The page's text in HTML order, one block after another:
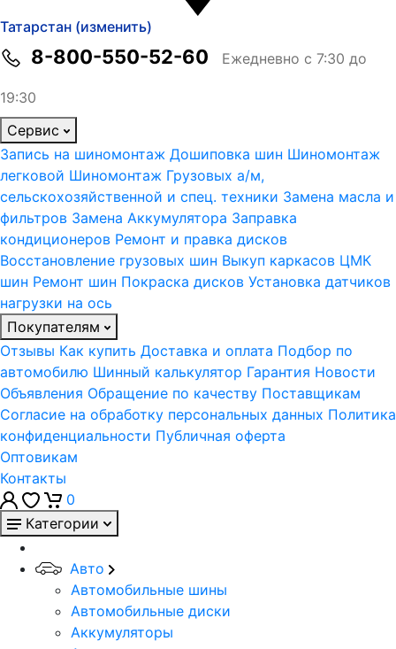
Татарстан (изменить)
8-800-550-52-60 Ежедневно с 7:30 до
19:30
Сервис
Запись на шиномонтаж Дошиповка шин Шиномонтаж
легковой Шиномонтаж Грузовых а/м,
сельскохозяйственной и спец. техники Замена масла и
фильтров Замена Аккумулятора Заправка
кондиционеров Ремонт и правка дисков
Восстановление грузовых шин Выкуп каркасов ЦМК
шин Ремонт шин Покраска дисков Установка датчиков
нагрузки на ось
Покупателям
Отзывы Как купить Доставка и оплата Подбор по
автомобилю Шинный калькулятор Гарантия Новости
Объявления Обращение по качеству Поставщикам
Согласие на обработку персональных данных Политика
конфиденциальности Публичная оферта
Оптовикам
Контакты
0
Категории
Авто
Автомобильные шины
Автомобильные диски
Аккумуляторы